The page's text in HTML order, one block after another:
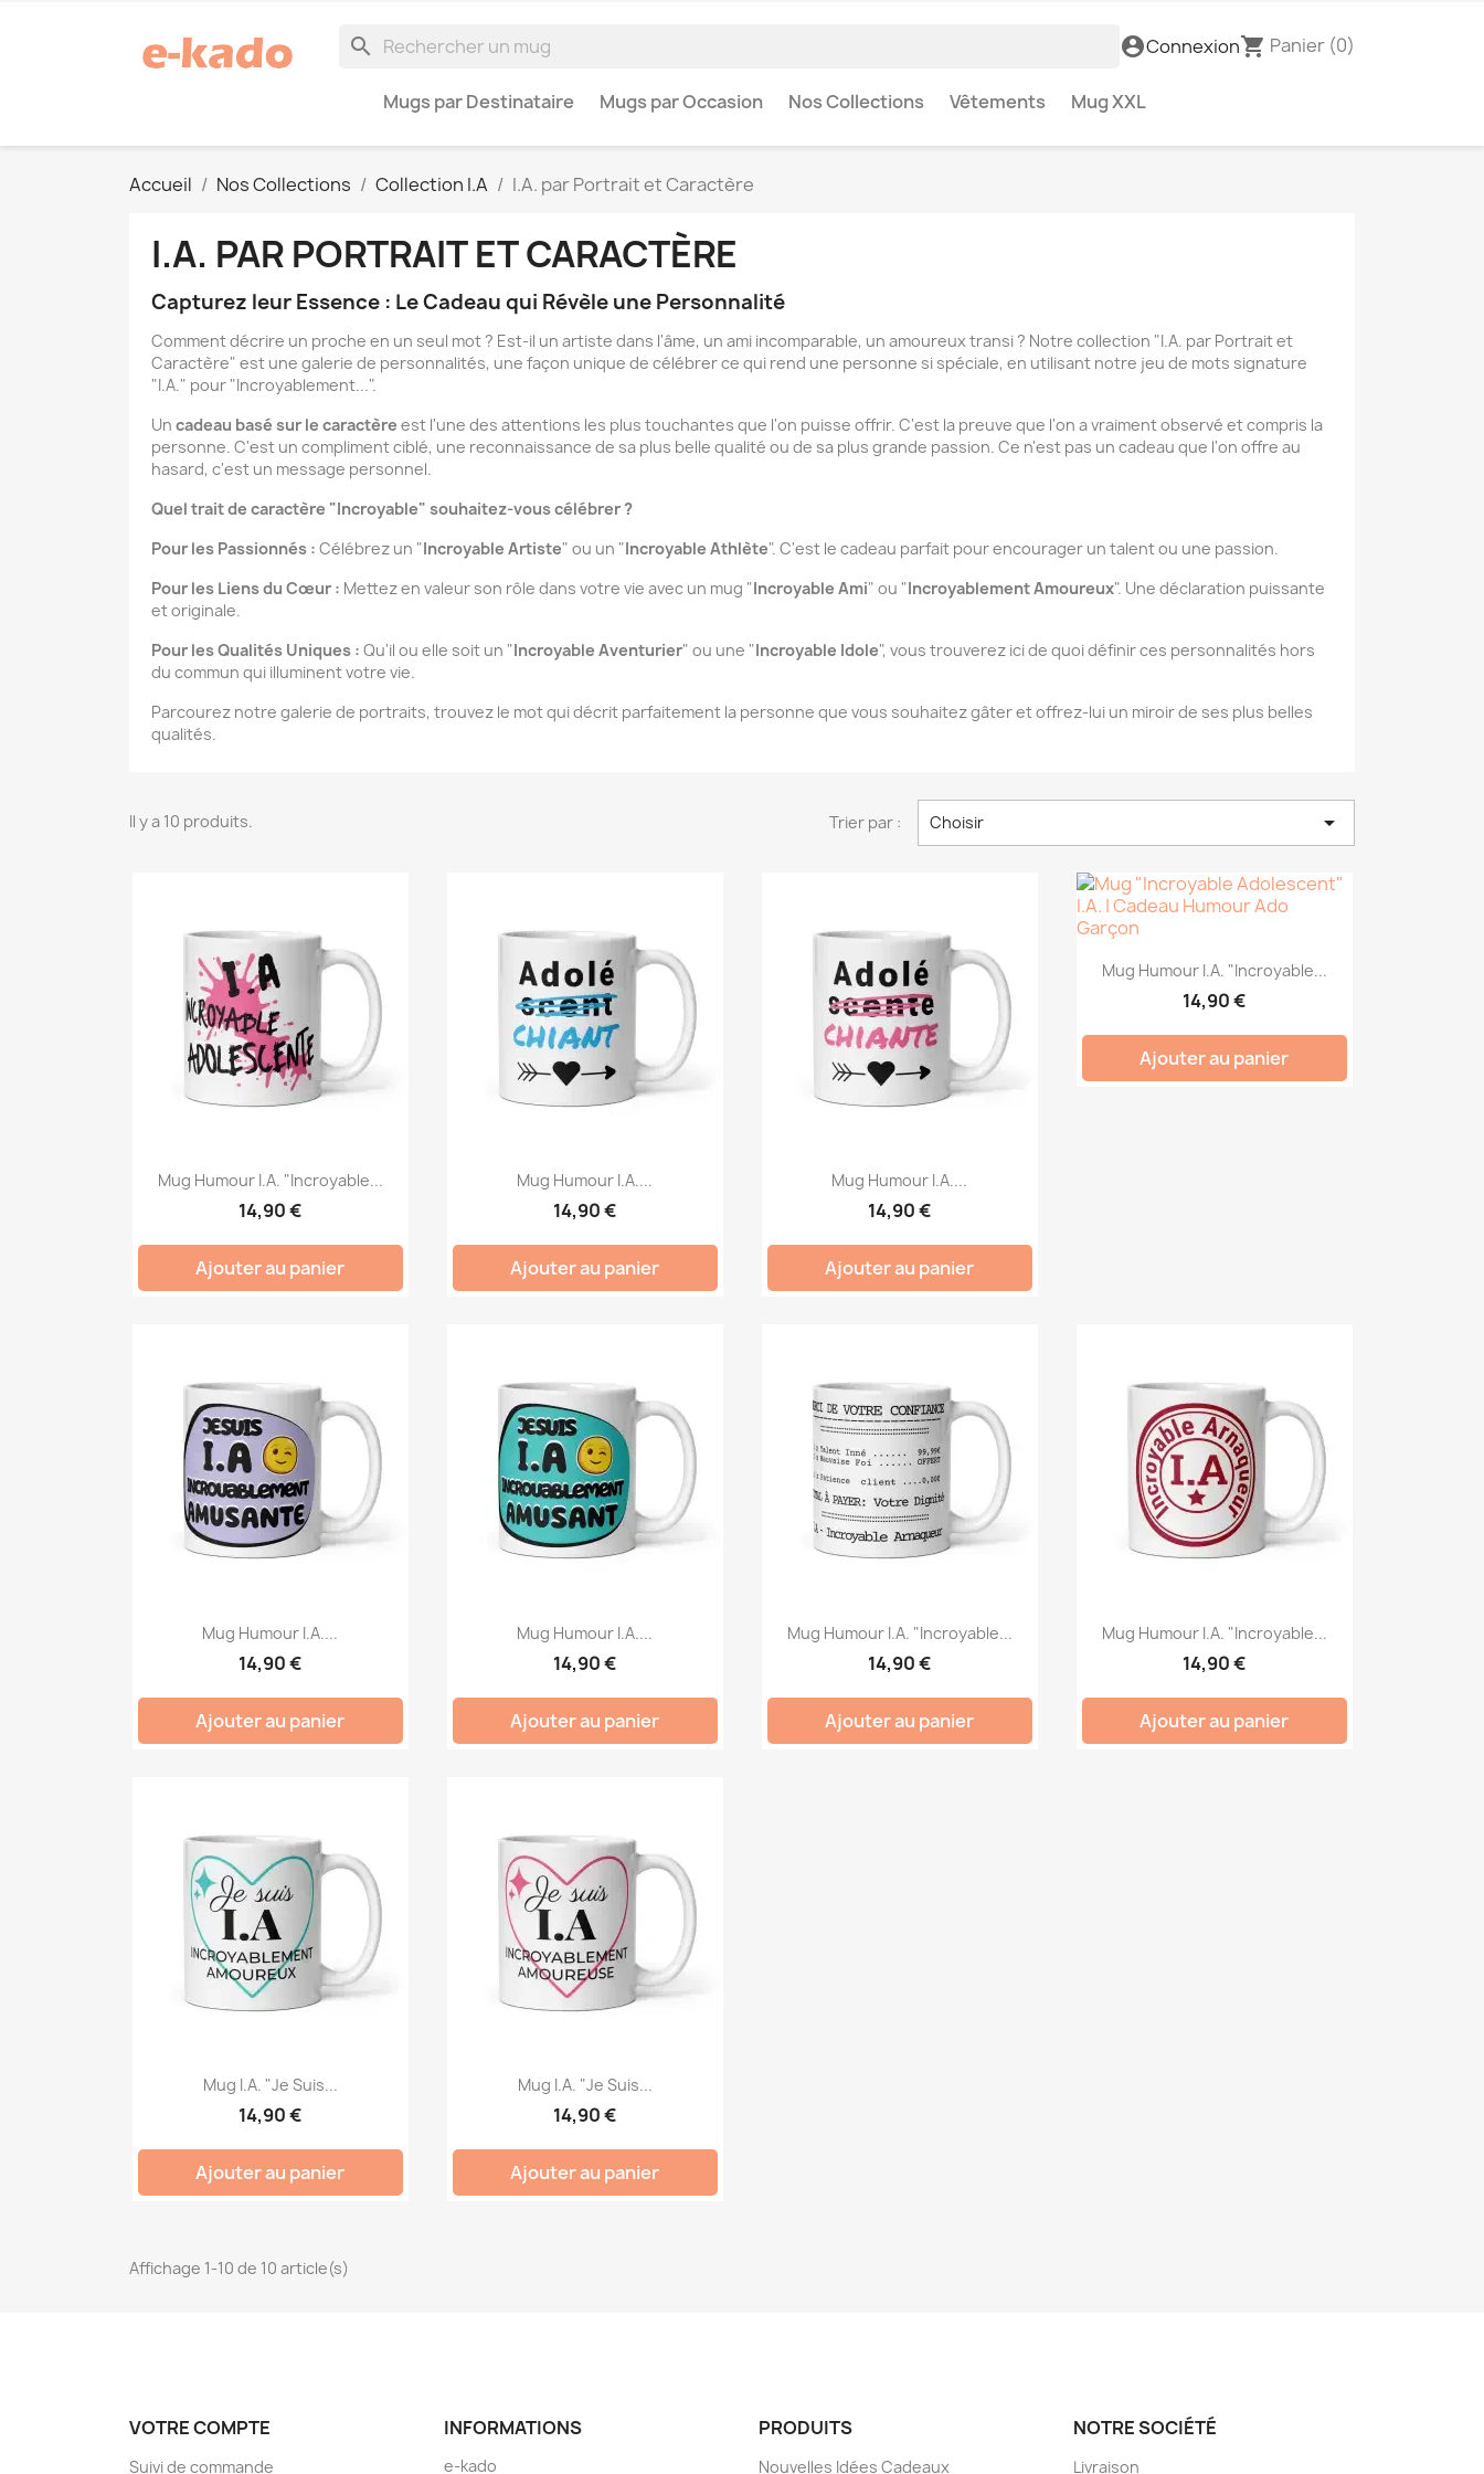
search account_circleConnexionshopping_cart Panier (0)
Mugs par Destinataire Mugs par Occasion Nos Collections Vêtements Mug XXL
Accueil Nos Collections Collection I.A I.A. par Portrait et Caractère
I.A. PAR PORTRAIT ET CARACTÈRE
Capturez leur Essence : Le Cadeau qui Révèle une Personnalité
Comment décrire un proche en un seul mot ? Est-il un artiste dans l'âme, un ami incomparable, un amoureux transi ? Notre collection "I.A. par Portrait et
Caractère" est une galerie de personnalités, une façon unique de célébrer ce qui rend une personne si spéciale, en utilisant notre jeu de mots signature
"I.A." pour "Incroyablement...".
Un cadeau basé sur le caractère est l'une des attentions les plus touchantes que l'on puisse offrir. C'est la preuve que l'on a vraiment observé et compris la
personne. C'est un compliment ciblé, une reconnaissance de sa plus belle qualité ou de sa plus grande passion. Ce n'est pas un cadeau que l'on offre au
hasard, c'est un message personnel.
Quel trait de caractère "Incroyable" souhaitez-vous célébrer ?
Pour les Passionnés : Célébrez un "Incroyable Artiste" ou un "Incroyable Athlète". C'est le cadeau parfait pour encourager un talent ou une passion.
Pour les Liens du Cœur : Mettez en valeur son rôle dans votre vie avec un mug "Incroyable Ami" ou "Incroyablement Amoureux". Une déclaration puissante
et originale.
Pour les Qualités Uniques : Qu'il ou elle soit un "Incroyable Aventurier" ou une "Incroyable Idole", vous trouverez ici de quoi définir ces personnalités hors
du commun qui illuminent votre vie.
Parcourez notre galerie de portraits, trouvez le mot qui décrit parfaitement la personne que vous souhaitez gâter et offrez-lui un miroir de ses plus belles
qualités.
Il y a 10 produits. Trier par : Choisir 
Mug Humour I.A. "Incroyable...
14,90 €
Ajouter au panier
Mug Humour I.A....
14,90 €
Ajouter au panier
Mug Humour I.A....
14,90 €
Ajouter au panier
Mug Humour I.A. "Incroyable...
14,90 €
Ajouter au panier
Mug Humour I.A....
14,90 €
Ajouter au panier
Mug Humour I.A....
14,90 €
Ajouter au panier
Mug Humour I.A. "Incroyable...
14,90 €
Ajouter au panier
Mug Humour I.A. "Incroyable...
14,90 €
Ajouter au panier
Mug I.A. "Je Suis...
14,90 €
Ajouter au panier
Mug I.A. "Je Suis...
14,90 €
Ajouter au panier
Affichage 1-10 de 10 article(s)
VOTRE COMPTE
Suivi de commande
INFORMATIONS
e-kado
PRODUITS
Nouvelles Idées Cadeaux
NOTRE SOCIÉTÉ
Livraison